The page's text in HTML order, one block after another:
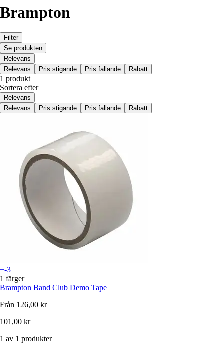
Brampton
Filter
Se produkten
Relevans
Relevans
Pris stigande Pris fallande Rabatt
1 produkt
Sortera efter
Relevans
Relevans
Pris stigande Pris fallande Rabatt
+-3
1 färger
Brampton Band Club Demo Tape
Från 126,00 kr
101,00 kr
1 av 1 produkter